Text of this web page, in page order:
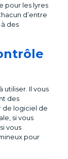
pour les lyres
d’entre
des
utiliser. Il vous
des
de logiciel de
si vous
vous
pour